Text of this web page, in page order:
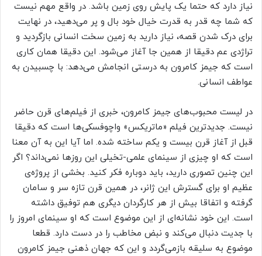
نیاز دارد که حتما یک پایش روی زمین باشد. در واقع مهم نیست
که شما چه قدر به قدرت خیال خود بال و پر می‌دهید، در نهایت
برای درک شدن قصه، نیاز دارید به زمین سخت انسانی بازگردید و
تراژدی عم دقیقا از همین جا آغاز می‌شود. این دقیقا همان کاری
است که جیمز کامرون به درستی انجامش می‌دهد: با چسبیدن به
عواطف انسانی.
در لیست محبوب‌های جیمز کامرون، خبری از فیلم‌های قرن حاضر
نیست. جدیدترین فیلم «ماتریکس» واچوفسکی‌ها است که دقیقا
قبل از آغاز قرن بیست و یکم ساخته شده. اما آیا این به آن معنا
است که او چیزی از سینمای علمی-تخیلی این روزها نمی‌داند؟ اگر
این چنین تصوری دارید، باید دوباره فکر کنید. بخشی از پروژه‌ی
عظیم او برای گسترش این ژانر، در همین قرن تازه سر و سامان
گرفته و اتفاقا بیش از هر کارگردان دیگری هم توفیق داشته
است. این خود نشانه‌ای از این موضوع است که او سینمای امروز را
با جدیت دنبال می‌کند و نبض مخاطب را در دست دارد. قطعا
موضوع به سلیقه بازمی‌گردد و این که جهان ذهنی جیمز کامرون